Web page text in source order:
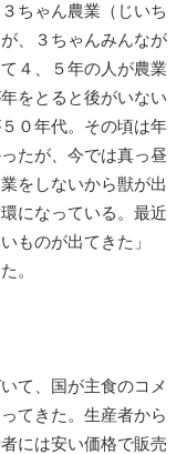
ちゃん農業（じいち
、３ちゃんみんなが
４、５年の人が農業
をとると後がいない
０年代。その頃は年
たが、今では真っ昼
をしないから獣が出
になっている。最近
ものが出てきた」
。
て、国が主食のコメ
てきた。生産者から
には安い価格で販売